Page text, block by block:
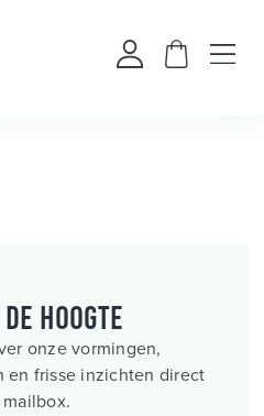
hoogte
onze vormingen,
en frisse inzichten direct